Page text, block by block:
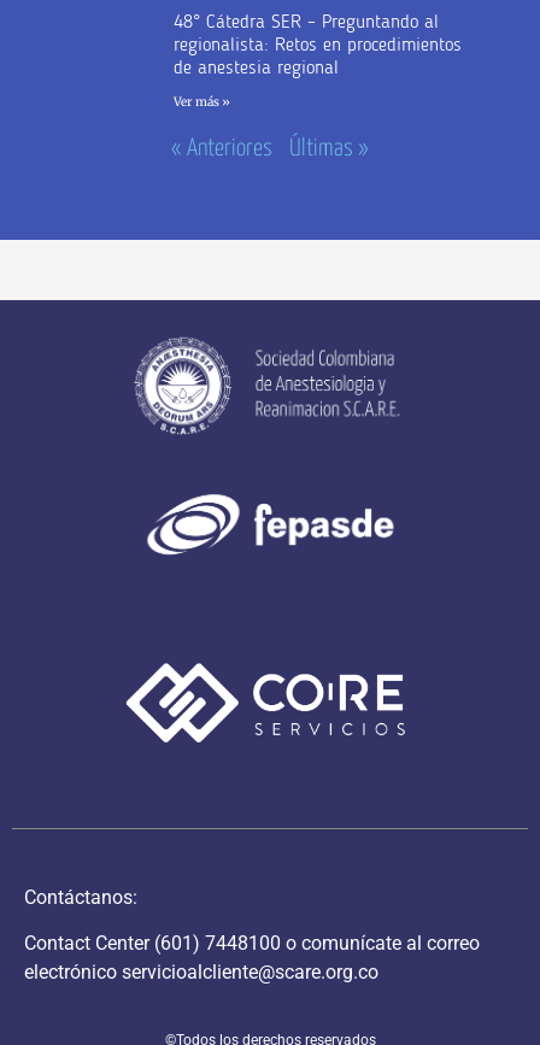
48° Cátedra SER – Preguntando al
regionalista: Retos en procedimientos
de anestesia regional
Ver más »
« Anteriores Últimas »
Contáctanos:
Contact Center (601) 7448100 o comunícate al correo
electrónico servicioalcliente@scare.org.co
©Todos los derechos reservados